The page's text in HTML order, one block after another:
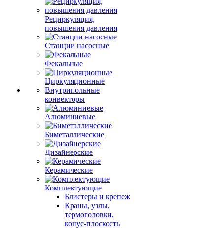
Рециркуляция,
повышения давления
Станции насосные
Фекальные
Циркуляционные
Внутрипольные
конвекторы
Алюминиевые
Биметаллические
Дизайнерские
Керамические
Комплектующие
Блистеры и крепеж
Краны, узлы,
термоголовки,
конус-плоскость